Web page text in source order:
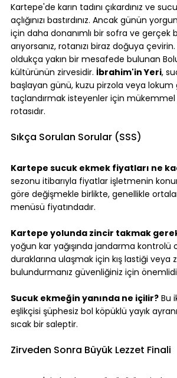
Kartepe'de karın tadını çıkardınız ve
açlığınızı bastırdınız. Ancak günün
için daha donanımlı bir sofra ve gerçek
arıyorsanız, rotanızı biraz doğuya
oldukça yakın bir mesafede bulunan
kültürünün zirvesidir. İbrahim'in Yeri,
başlayan günü, kuzu pirzola veya lokum
taçlandırmak isteyenler için
rotasıdır.
Sıkça Sorulan Sorular (SSS)
Kartepe sucuk ekmek fiyatları ne
sezonu itibarıyla fiyatlar işletmenin
göre değişmekle birlikte, genellikle
menüsü fiyatındadır.
Kartepe yolunda zincir takmak
yoğun kar yağışında jandarma kontrolü
duraklarına ulaşmak için kış lastiği veya
bulundurmanız güvenliğiniz için
Sucuk ekmeğin yanında ne içilir? Bu
eşlikçisi şüphesiz bol köpüklü yayık
sıcak bir saleptir.
Zirveden Sonra Büyük Lezzet Finali